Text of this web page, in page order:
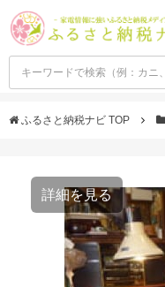
ふるさと納税ナビ TOP
詳細を見る